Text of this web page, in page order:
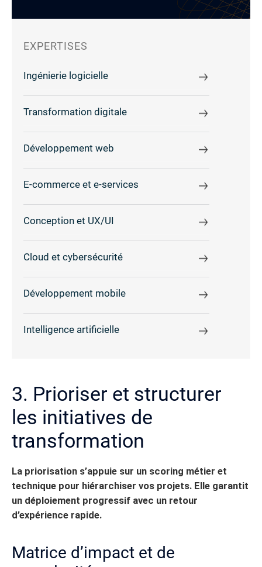
EXPERTISES
Ingénierie logicielle
Transformation digitale
Développement web
E-commerce et e-services
Conception et UX/UI
Cloud et cybersécurité
Développement mobile
Intelligence artificielle
3. Prioriser et structurer
les initiatives de
transformation
La priorisation s’appuie sur un scoring métier et
technique pour hiérarchiser vos projets. Elle garantit
un déploiement progressif avec un retour
d’expérience rapide.
Matrice d’impact et de